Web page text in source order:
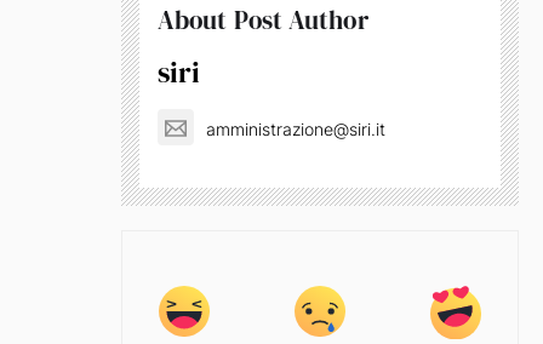
About Post Author
siri
amministrazione@siri.it